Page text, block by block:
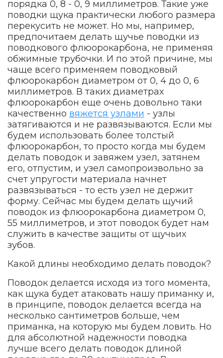
порядка 0, 8 - 0, 9 миллиметров. Такие уже
поводки щука практически любого размера
перекусить не может. Но мы, например,
предпочитаем делать щучье поводки из
поводкового флюорокарбона, не применяя
обжимные трубочки. И по этой причине, мы
чаще всего применяем поводковый
флюорокарбон диаметром от 0, 4 до 0, 6
миллиметров. В таких диаметрах
флюорокарбон еще очень довольно таки
качественно вяжется узлами - узлы
затягиваются и не развязываются. Если мы
будем использовать более толстый
флюорокарбон, то просто когда мы будем
делать поводок и завяжем узел, затянем
его, отпустим, и узел самопроизвольно за
счет упругости материала начнет
развязываться - то есть узел не держит
форму. Сейчас мы будем делать щучий
поводок из флюорокарбона диаметром 0,
55 миллиметров, и этот поводок будет нам
служить в качестве защиты от щучьих
зубов.
Какой длины необходимо делать поводок?
Поводок делается исходя из того момента,
как щука будет атаковать нашу приманку и,
в принципе, поводок делается всегда на
несколько сантиметров больше, чем
приманка, на которую мы будем ловить. Но
для абсолютной надежности поводка
лучше всего делать поводок длиной